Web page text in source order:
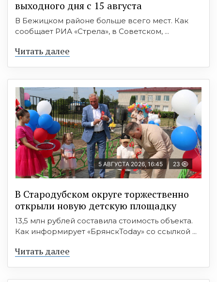
выходного дня с 15 августа
В Бежицком районе больше всего мест. Как
сообщает РИА «Стрела», в Советском, ...
Читать далее
5 АВГУСТА 2026, 16:45 23
В Стародубском округе торжественно
открыли новую детскую площадку
13,5 млн рублей составила стоимость объекта.
Как информирует «БрянскToday» со ссылкой ...
Читать далее